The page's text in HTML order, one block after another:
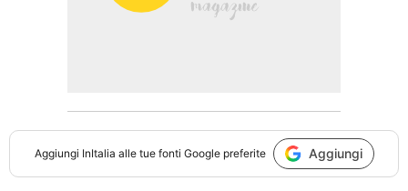
Aggiungi InItalia alle tue fonti Google preferite Aggiungi